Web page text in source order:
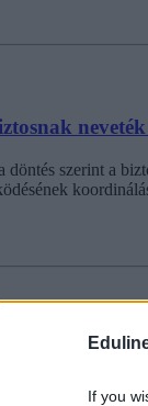
If you
döntés szerint a
rektora